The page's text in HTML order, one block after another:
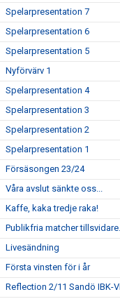
Spelarpresentation 7
Spelarpresentation 6
Spelarpresentation 5
Nyförvärv 1
Spelarpresentation 4
Spelarpresentation 3
Spelarpresentation 2
Spelarpresentation 1
Försäsongen 23/24
Våra avslut sänkte oss...
Kaffe, kaka tredje raka!
Publikfria matcher
Livesändning
Första vinsten för i år
Reflection 2/11 Sandö IBK-